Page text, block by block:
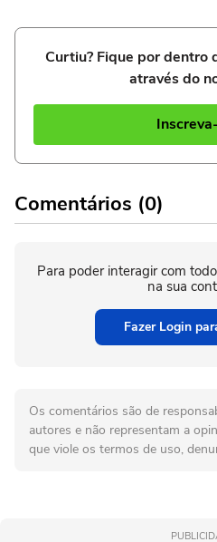
Curtiu? Fique por dentro
através do
Comentários (0)
Para poder interagir com
na sua
Fazer Login
Os comentários são de
autores e não representam a
que viole os termos de uso,